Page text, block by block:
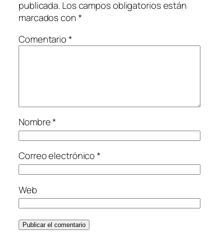
publicada. Los campos obligatorios están
marcados con*
Comentario*
Nombre*
Correo electrónico*
Web